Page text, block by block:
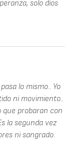
solo dios
lo mismo.. Yo
ni movimiento..
que probaran con
la segunda vez
ni sangrado.